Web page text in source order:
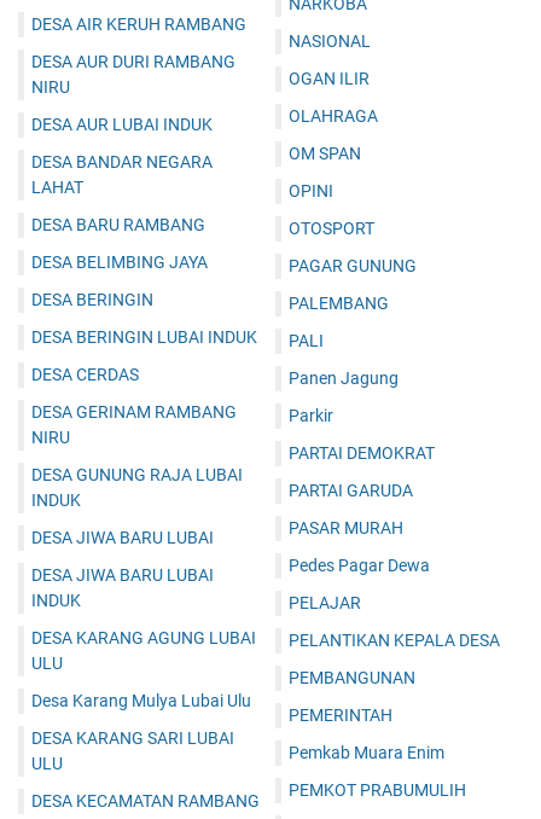
DESA AIR KERUH RAMBANG
DESA AUR DURI RAMBANG
NIRU
DESA AUR LUBAI INDUK
DESA BANDAR NEGARA
LAHAT
DESA BARU RAMBANG
DESA BELIMBING JAYA
DESA BERINGIN
DESA BERINGIN LUBAI INDUK
DESA CERDAS
DESA GERINAM RAMBANG
NIRU
DESA GUNUNG RAJA LUBAI
INDUK
DESA JIWA BARU LUBAI
DESA JIWA BARU LUBAI
INDUK
DESA KARANG AGUNG LUBAI
ULU
Desa Karang Mulya Lubai Ulu
DESA KARANG SARI LUBAI
ULU
DESA KECAMATAN RAMBANG
NASIONAL
OGAN ILIR
OLAHRAGA
OM SPAN
OPINI
OTOSPORT
PAGAR GUNUNG
PALEMBANG
PALI
Panen Jagung
Parkir
PARTAI DEMOKRAT
PARTAI GARUDA
PASAR MURAH
Pedes Pagar Dewa
PELAJAR
PELANTIKAN KEPALA DESA
PEMBANGUNAN
PEMERINTAH
Pemkab Muara Enim
PEMKOT PRABUMULIH